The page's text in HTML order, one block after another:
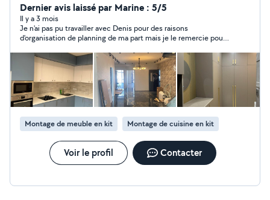
mettons notre savoir-faire à votre service. C'est avec
plaisir que nous rendrons service à nos chers voisins.
Nous proposons une large gamme de prestations dans
le secteur du bâtiment : Plomberie, peinture, carrelage,
bricolage, menuiserie, métallerie, plâtrerie, pose de
placo, serrurerie, installation électrique, pose de
parquet, revêtement de sol, installation de cuisines et
de salles de bain, ainsi que du dépannage multiservices.
Nous intervenons à Renne et dans ses environs. Tous
les services réunis pour mener à bien votre projet.
N'hésitez pas à nous contacter, nous sommes à votre
écoute. Cordialement, L'équipe Margal Services
Dernier avis laissé par Marine : 5/5
Il y a 3 mois
Je n'ai pas pu travailler avec Denis pour des raisons
d'organisation de planning de ma part mais je le remercie pour
et à l'écoute
Montage de meuble en kit Montage de cuisine en kit
Voir le profil Contacter